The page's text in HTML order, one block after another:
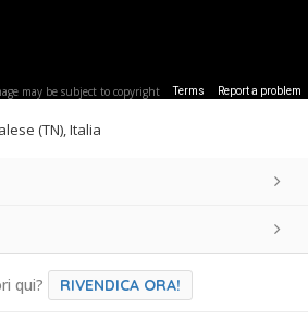
may be subject to copyright Terms Report a problem
(TN), Italia
qui? RIVENDICA ORA!